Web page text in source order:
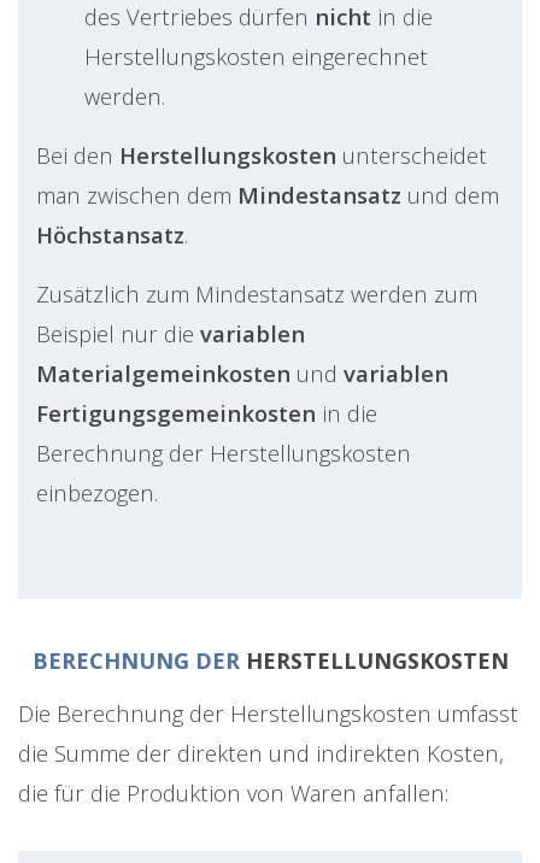
des Vertriebes dürfen nicht in die
Herstellungskosten eingerechnet
werden.
Bei den Herstellungskosten unterscheidet
man zwischen dem Mindestansatz und dem
Höchstansatz.
Zusätzlich zum Mindestansatz werden zum
Beispiel nur die variablen
Materialgemeinkosten und variablen
Fertigungsgemeinkosten in die
Berechnung der Herstellungskosten
einbezogen.
BERECHNUNG DER HERSTELLUNGSKOSTEN
Die Berechnung der Herstellungskosten umfasst
die Summe der direkten und indirekten Kosten,
die für die Produktion von Waren anfallen: